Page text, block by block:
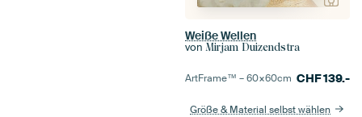
Weiße Wellen
von Mirjam Duizendstra
ArtFrame™ –60×60cm CHF139.-
Größe & Material selbst wählen